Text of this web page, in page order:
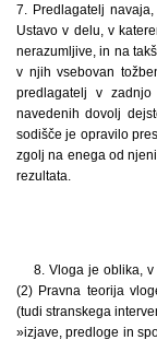
7. Predlagatelj
Ustavo v delu, v
nerazumljive, in na
v njih vsebovan
predlagatelj v
navedenih dovolj
sodišče je opravilo
zgolj na enega od
rezultata.
8. Vloga je oblika,
(2) Pravna teorija
(tudi stranskega
»izjave, predloge in